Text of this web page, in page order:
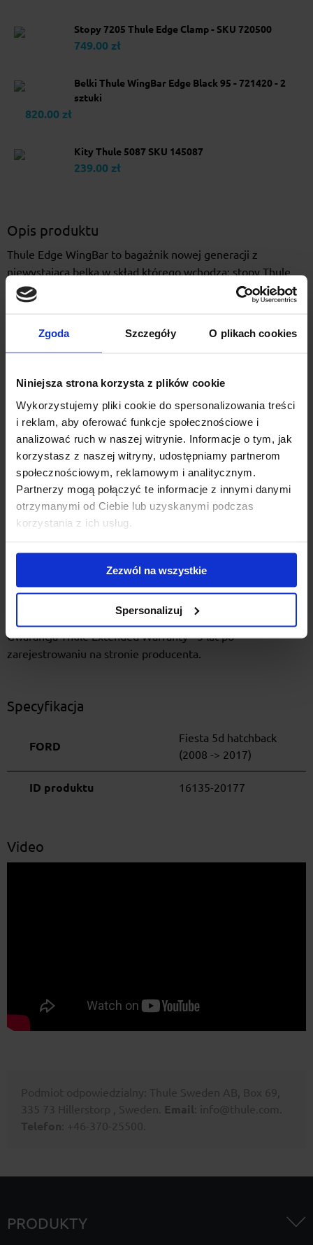
Zgoda Szczegóły O plikach cookies
Niniejsza strona korzysta z plików cookie
Wykorzystujemy pliki cookie do spersonalizowania treści
i reklam, aby oferować funkcje społecznościowe i
analizować ruch w naszej witrynie. Informacje o tym, jak
korzystasz z naszej witryny, udostępniamy partnerom
społecznościowym, reklamowym i analitycznym.
Partnerzy mogą połączyć te informacje z innymi danymi
otrzymanymi od Ciebie lub uzyskanymi podczas
korzystania z ich usług.
Zezwól na wszystkie
Spersonalizuj
Stopy 7205 Thule Edge Clamp - SKU 720500
749.00 zł
Belki Thule WingBar Edge Black 95 - 721420 - 2
sztuki
820.00 zł
Kity Thule 5087 SKU 145087
239.00 zł
Opis produktu
Thule Edge WingBar to bagażnik nowej generacji z
niewystającą belką w skład którego wchodzą: stopy Thule
Edge Clamp, belki aluminiowe WingBar Edge oraz kit
dopasowujący.
Te elementy stanowią całość bagażnika dachowego. Stopa
Thule Edge Clamp wraz z kitem dopasowującym odpowiada
krawędź dachu.
W celu właściwego zamocowania w zestawie znajduje się
klucz z sygnalizatorem siły dokręcenia. Aluminiowe belki
wyposażone w kanał montażowy T z Interfejsem
QuickAccess umożliwiający komfortowy montaż i demontaż
akcesoriów bez cięcia i wyjmowania gumy.
Konstrukcja TrailEdge redukują opór aerodynamiczny dzięki
separacji powietrza od belki.
powietrza, redukuje hałas i zmniejsza zużycie paliwa.
Wszystkie elementy objęte gwarancją producenta.
Gwarancja Thule Extended Warranty - 5 lat po
zarejestrowaniu na stronie producenta.
Specyfikacja
FORD
Fiesta 5d hatchback
(2008 -> 2017)
ID produktu 16135-20177
Video
Podmiot odpowiedzialny: Thule Sweden AB, Box 69,
335 73 Hillerstorp , Sweden.
Email : info@thule.com.
Telefon : +46-370-25500.
PRODUKTY